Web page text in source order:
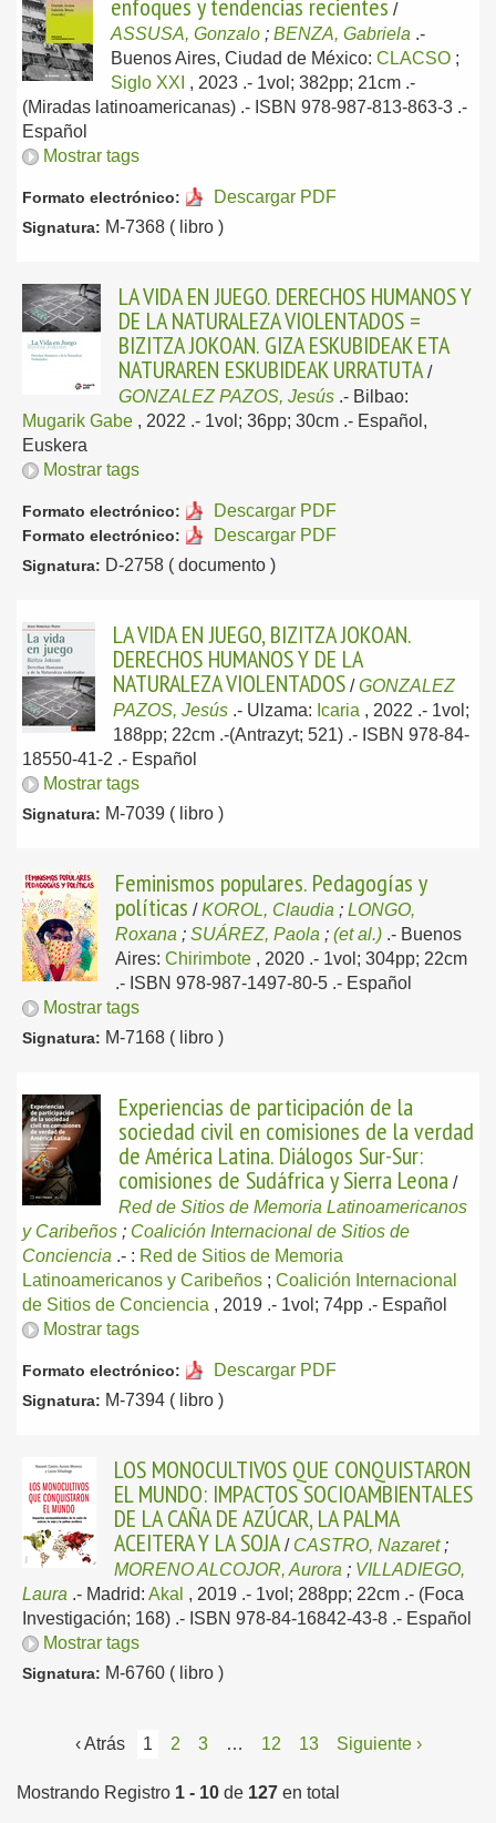
enfoques y tendencias recientes /
ASSUSA, Gonzalo ; BENZA, Gabriela .-
Buenos Aires, Ciudad de México: CLACSO ;
Siglo XXI , 2023 .- 1vol; 382pp; 21cm .-
(Miradas latinoamericanas) .- ISBN 978-987-813-863-3 .-
Español
Mostrar tags
Formato electrónico: Descargar PDF
Signatura: M-7368 ( libro )
LA VIDA EN JUEGO. DERECHOS HUMANOS Y
DE LA NATURALEZA VIOLENTADOS =
BIZITZA JOKOAN. GIZA ESKUBIDEAK ETA
NATURAREN ESKUBIDEAK URRATUTA /
GONZALEZ PAZOS, Jesús .- Bilbao:
Mugarik Gabe , 2022 .- 1vol; 36pp; 30cm .- Español,
Euskera
Mostrar tags
Formato electrónico: Descargar PDF
Formato electrónico: Descargar PDF
Signatura: D-2758 ( documento )
LA VIDA EN JUEGO, BIZITZA JOKOAN.
DERECHOS HUMANOS Y DE LA
NATURALEZA VIOLENTADOS /GONZALEZ
PAZOS, Jesús .- Ulzama: Icaria , 2022 .- 1vol;
188pp; 22cm .-(Antrazyt; 521) .- ISBN 978-84-
18550-41-2 .- Español
Mostrar tags
Signatura: M-7039 ( libro )
Feminismos populares. Pedagogías y
políticas /KOROL, Claudia ; LONGO,
Roxana ; SUÁREZ, Paola ; (et al.) .- Buenos
Aires: Chirimbote , 2020 .- 1vol; 304pp; 22cm
.- ISBN 978-987-1497-80-5 .- Español
Mostrar tags
Signatura: M-7168 ( libro )
Experiencias de participación de la
sociedad civil en comisiones de la verdad
de América Latina. Diálogos Sur-Sur:
comisiones de Sudáfrica y Sierra Leona /
Red de Sitios de Memoria Latinoamericanos
y Caribeños ; Coalición Internacional de Sitios de
Conciencia .- : Red de Sitios de Memoria
Latinoamericanos y Caribeños ; Coalición Internacional
de Sitios de Conciencia , 2019 .- 1vol; 74pp .- Español
Mostrar tags
Formato electrónico: Descargar PDF
Signatura: M-7394 ( libro )
LOS MONOCULTIVOS QUE CONQUISTARON
EL MUNDO: IMPACTOS SOCIOAMBIENTALES
DE LA CAÑA DE AZÚCAR, LA PALMA
ACEITERA Y LA SOJA / CASTRO, Nazaret;
MORENO ALCOJOR, Aurora ; VILLADIEGO,
Laura .- Madrid: Akal , 2019 .- 1vol; 288pp; 22cm .- (Foca
Investigación; 168) .- ISBN 978-84-16842-43-8 .- Español
Mostrar tags
Signatura: M-6760 ( libro )
‹ Atrás 1 2 3 … 12 13 Siguiente ›
Mostrando Registro 1 - 10 de 127 en total